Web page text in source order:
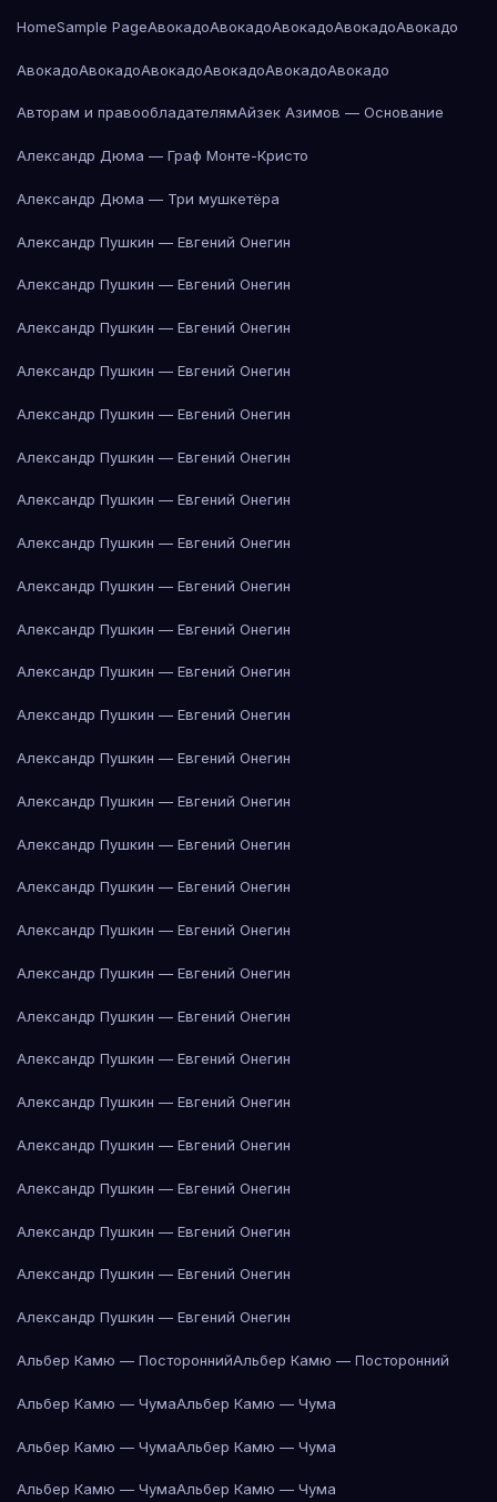
HomeSample PageАвокадоАвокадоАвокадоАвокадоАвокадо
АвокадоАвокадоАвокадоАвокадоАвокадоАвокадо
Авторам и правообладателямАйзек Азимов — Основание
Александр Дюма — Граф Монте-Кристо
Александр Дюма — Три мушкетёра
Александр Пушкин — Евгений Онегин
Александр Пушкин — Евгений Онегин
Александр Пушкин — Евгений Онегин
Александр Пушкин — Евгений Онегин
Александр Пушкин — Евгений Онегин
Александр Пушкин — Евгений Онегин
Александр Пушкин — Евгений Онегин
Александр Пушкин — Евгений Онегин
Александр Пушкин — Евгений Онегин
Александр Пушкин — Евгений Онегин
Александр Пушкин — Евгений Онегин
Александр Пушкин — Евгений Онегин
Александр Пушкин — Евгений Онегин
Александр Пушкин — Евгений Онегин
Александр Пушкин — Евгений Онегин
Александр Пушкин — Евгений Онегин
Александр Пушкин — Евгений Онегин
Александр Пушкин — Евгений Онегин
Александр Пушкин — Евгений Онегин
Александр Пушкин — Евгений Онегин
Александр Пушкин — Евгений Онегин
Александр Пушкин — Евгений Онегин
Александр Пушкин — Евгений Онегин
Александр Пушкин — Евгений Онегин
Александр Пушкин — Евгений Онегин
Александр Пушкин — Евгений Онегин
Альбер Камю — ПостороннийАльбер Камю — Посторонний
Альбер Камю — ЧумаАльбер Камю — Чума
Альбер Камю — ЧумаАльбер Камю — Чума
Альбер Камю — ЧумаАльбер Камю — Чума